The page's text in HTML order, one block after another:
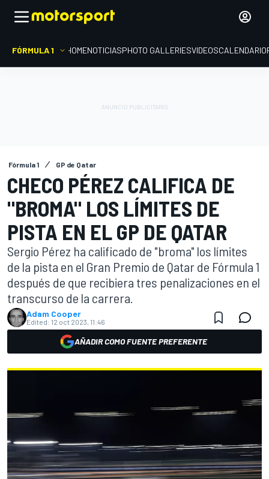
FÓRMULA 1 HOMENOTICIASPHOTO GALLERIESVIDEOSCALENDARIO
Fórmula 1 GP de Qatar
CHECO PÉREZ CALIFICA DE
"BROMA" LOS LÍMITES DE
PISTA EN EL GP DE QATAR
Sergio Pérez ha calificado de "broma" los límites
de la pista en el Gran Premio de Qatar de Fórmula 1
después de que recibiera tres penalizaciones en el
transcurso de la carrera.
Adam Cooper
Edited: 12 oct 2023, 11:46
AÑADIR COMO FUENTE PREFERENTE